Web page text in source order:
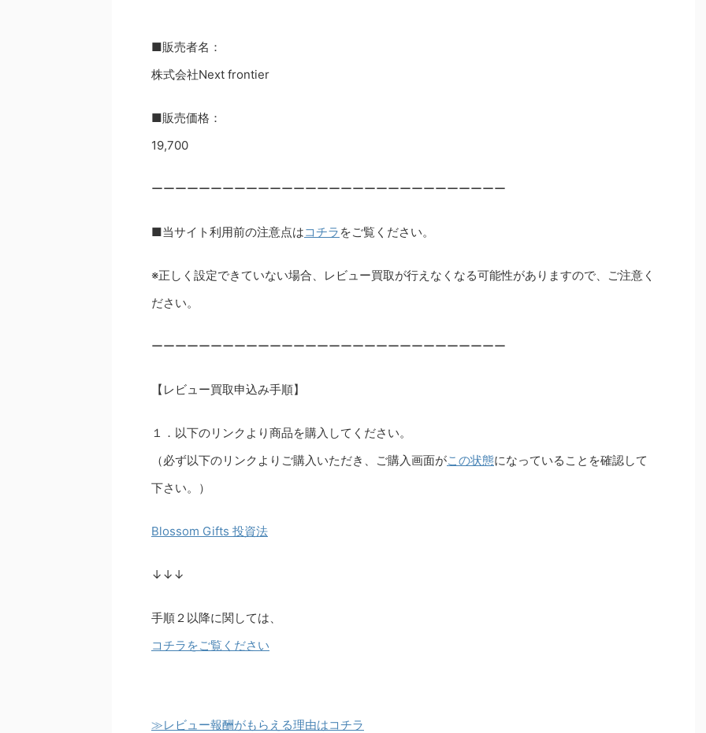
■販売者名：
株式会社Next frontier
■販売価格：
19,700
ーーーーーーーーーーーーーーーーーーーーーーーーーーーーーー
■当サイト利用前の注意点はコチラ をご覧ください。
※正しく設定できていない場合、レビュー買取が行えなくなる可能性がありますので、ご注意く
ださい。
ーーーーーーーーーーーーーーーーーーーーーーーーーーーーーー
【レビュー買取申込み手順】
１．以下のリンクより商品を購入してください。
（必ず以下のリンクよりご購入いただき、ご購入画面がこの状態になっていることを確認して
下さい。）
Blossom Gifts 投資法
↓↓↓
手順２以降に関しては、
コチラをご覧ください
≫レビュー報酬がもらえる理由はコチラ